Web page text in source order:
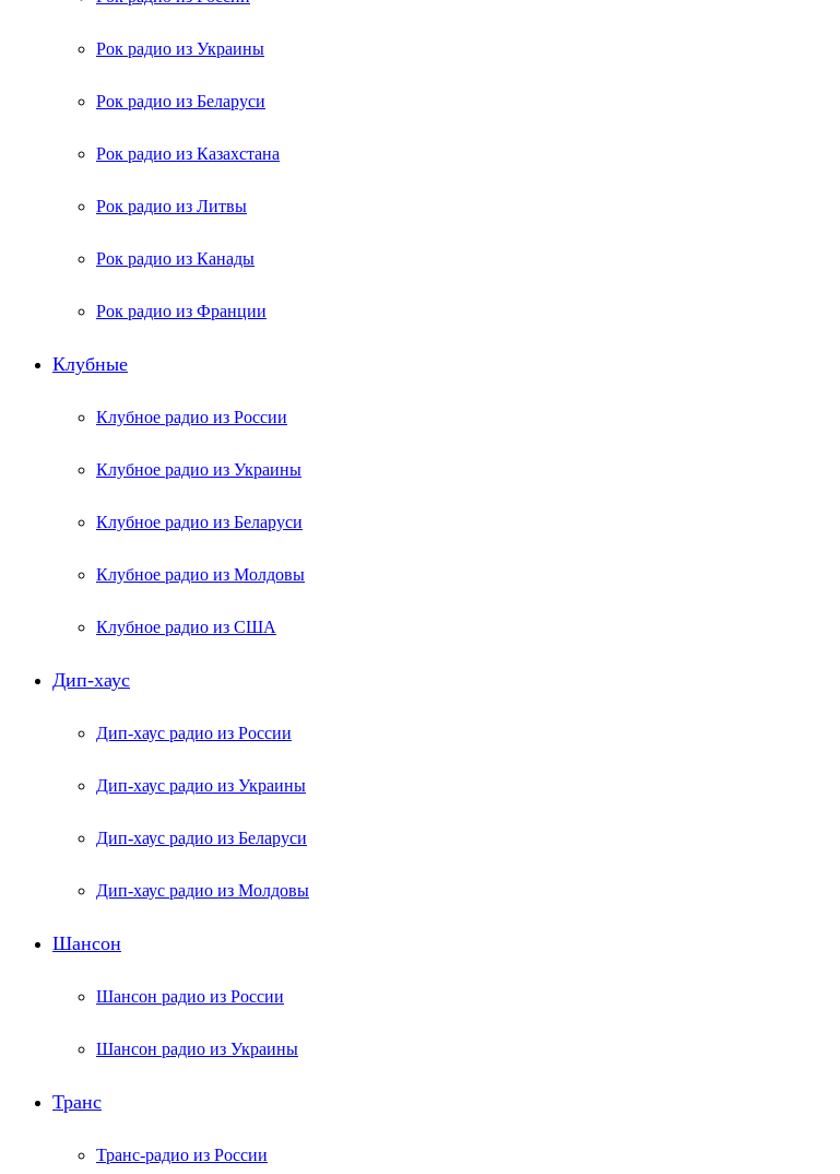
Рок радио из Украины
Рок радио из Беларуси
Рок радио из Казахстана
Рок радио из Литвы
Рок радио из Канады
Рок радио из Франции
Клубные
Клубное радио из России
Клубное радио из Украины
Клубное радио из Беларуси
Клубное радио из Молдовы
Клубное радио из США
Дип-хаус
Дип-хаус радио из России
Дип-хаус радио из Украины
Дип-хаус радио из Беларуси
Дип-хаус радио из Молдовы
Шансон
Шансон радио из России
Шансон радио из Украины
Транс
Транс-радио из России